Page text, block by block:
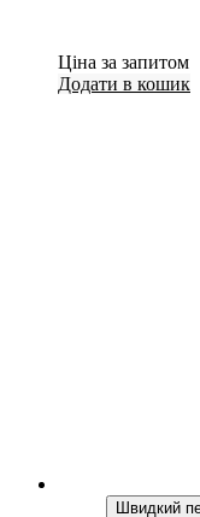
Ціна за запитом
Додати в кошик
Швидкий